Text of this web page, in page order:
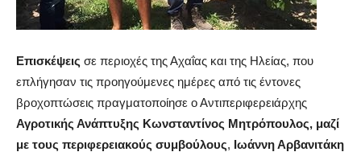
Επισκέψεις σε περιοχές της Αχαΐας και της Ηλείας, που
επλήγησαν τις προηγούμενες ημέρες από τις έντονες
βροχοπτώσεις πραγματοποίησε ο Αντιπεριφερειάρχης
Αγροτικής Ανάπτυξης Κωνσταντίνος Μητρόπουλος, μαζί
με τους περιφερειακούς συμβούλους, Ιωάννη Αρβανιτάκη